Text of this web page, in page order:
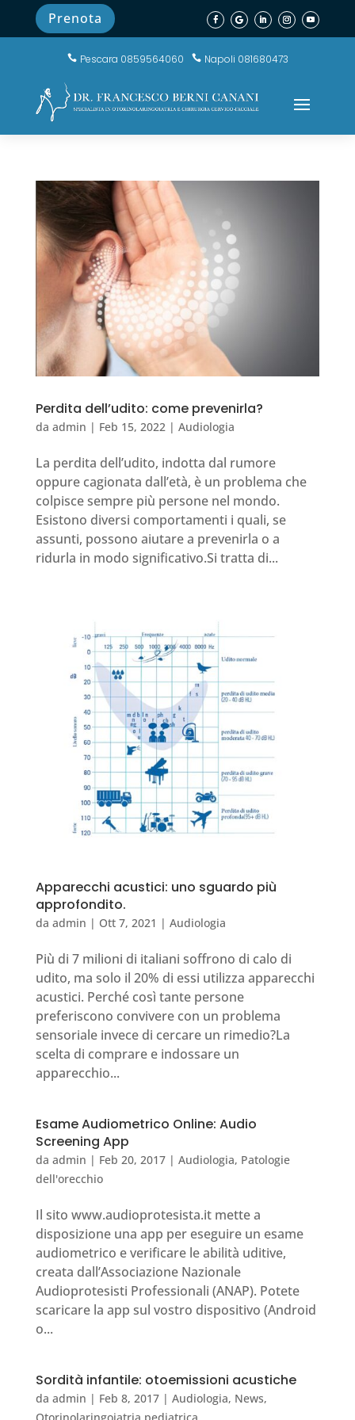
Prenota
 Pescara 0859564060  Napoli 081680473
Perdita dell’udito: come prevenirla?
da admin | Feb 15, 2022| Audiologia
La perdita dell’udito, indotta dal rumore
oppure cagionata dall’età, è un problema che
colpisce sempre più persone nel mondo.
Esistono diversi comportamenti i quali, se
assunti, possono aiutare a prevenirla o a
ridurla in modo significativo.Si tratta di...
Apparecchi acustici: uno sguardo più
approfondito.
da admin | Ott 7, 2021 | Audiologia
Più di 7 milioni di italiani soffrono di calo di
udito, ma solo il 20% di essi utilizza apparecchi
acustici. Perché così tante persone
preferiscono convivere con un problema
sensoriale invece di cercare un rimedio?La
scelta di comprare e indossare un
apparecchio...
Esame Audiometrico Online: Audio
Screening App
da admin | Feb 20, 2017| Audiologia, Patologie
dell'orecchio
Il sito www.audioprotesista.it mette a
disposizione una app per eseguire un esame
audiometrico e verificare le abilità uditive,
creata dall’Associazione Nazionale
Audioprotesisti Professionali (ANAP). Potete
scaricare la app sul vostro dispositivo (Android
o...
Sordità infantile: otoemissioni acustiche
da admin | Feb 8, 2017| Audiologia, News,
Otorinolaringoiatria pediatrica